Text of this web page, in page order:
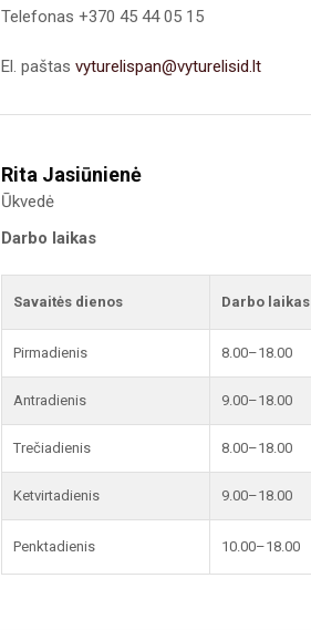
Telefonas +370 45 44 05 15
El. paštas vyturelispan@vyturelisid.lt
Rita Jasiūnienė
Ūkvedė
Darbo laikas
Savaitės dienos Darbo laikas
Pirmadienis 8.00–18.00
Antradienis 9.00–18.00
Trečiadienis 8.00–18.00
Ketvirtadienis 9.00–18.00
Penktadienis 10.00–18.00